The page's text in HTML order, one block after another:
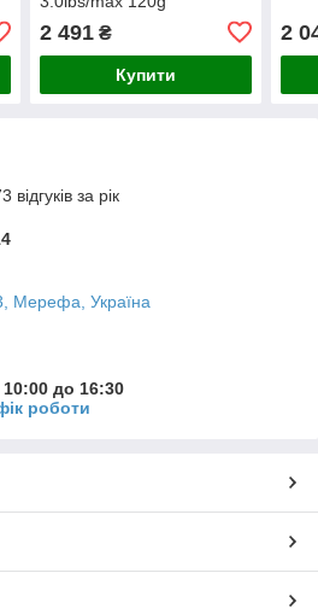
2 491₴
Купити
2
за рік
Мерефа, Україна
до 16:30
роботи